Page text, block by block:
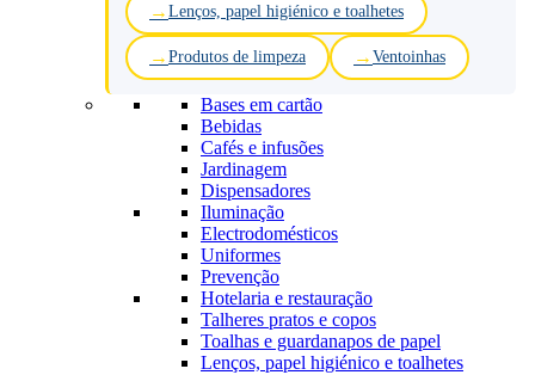
Lenços, papel higiénico e toalhetes
Produtos de limpeza Ventoinhas
Bases em cartão
Bebidas
Cafés e infusões
Jardinagem
Dispensadores
Iluminação
Electrodomésticos
Uniformes
Prevenção
Hotelaria e restauração
Talheres pratos e copos
Toalhas e guardanapos de papel
Lenços, papel higiénico e toalhetes